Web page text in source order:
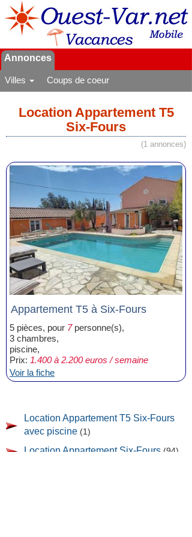
Annonces
Villes Coups de coeur
Location Appartement T5
Six-Fours
(1 annonces)
Appartement T5 à Six-Fours
5 pièces, pour 7personne(s),
3 chambres,
piscine,
Prix: 1.400 à 2.200 euros / semaine
Voir la fiche
Location Appartement T5 Six-Fours
avec piscine (1)
Location Appartement Six-Fours (94)